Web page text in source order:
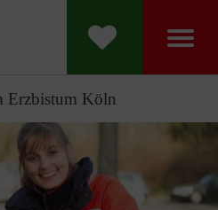
Erzbistum Köln